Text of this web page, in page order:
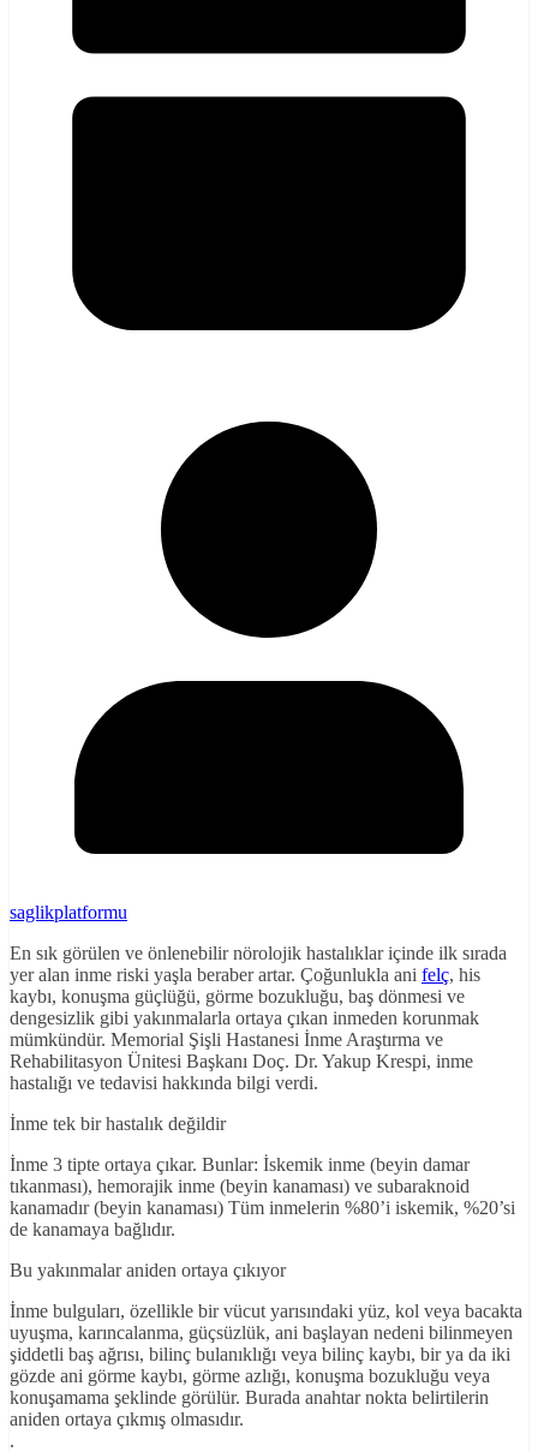
saglikplatformu
En sık görülen ve önlenebilir nörolojik hastalıklar içinde ilk sırada
yer alan inme riski yaşla beraber artar. Çoğunlukla ani felç, his
kaybı, konuşma güçlüğü, görme bozukluğu, baş dönmesi ve
dengesizlik gibi yakınmalarla ortaya çıkan inmeden korunmak
mümkündür. Memorial Şişli Hastanesi İnme Araştırma ve
Rehabilitasyon Ünitesi Başkanı Doç. Dr. Yakup Krespi, inme
hastalığı ve tedavisi hakkında bilgi verdi.
İnme tek bir hastalık değildir
İnme 3 tipte ortaya çıkar. Bunlar: İskemik inme (beyin damar
tıkanması), hemorajik inme (beyin kanaması) ve subaraknoid
kanamadır (beyin kanaması) Tüm inmelerin %80’i iskemik, %20’si
de kanamaya bağlıdır.
Bu yakınmalar aniden ortaya çıkıyor
İnme bulguları, özellikle bir vücut yarısındaki yüz, kol veya bacakta
uyuşma, karıncalanma, güçsüzlük, ani başlayan nedeni bilinmeyen
şiddetli baş ağrısı, bilinç bulanıklığı veya bilinç kaybı, bir ya da iki
gözde ani görme kaybı, görme azlığı, konuşma bozukluğu veya
konuşamama şeklinde görülür. Burada anahtar nokta belirtilerin
aniden ortaya çıkmış olmasıdır.
.